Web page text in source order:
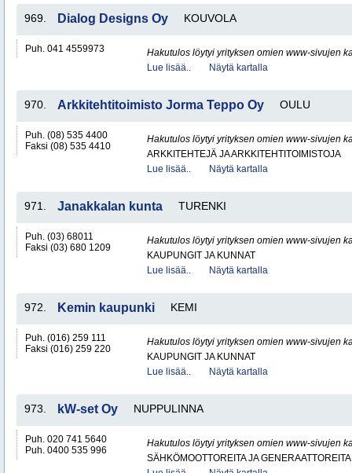
969. Dialog Designs Oy KOUVOLA
Puh. 041 4559973
Hakutulos löytyi yrityksen omien www-sivujen
Lue lisää..
Näytä kartalla
970. Arkkitehtitoimisto Jorma Teppo Oy OULU
Puh. (08) 535 4400
Faksi (08) 535 4410
Hakutulos löytyi yrityksen omien www-sivujen
ARKKITEHTEJÄ JA ARKKITEHTITOIMISTOJA
Lue lisää..
Näytä kartalla
971. Janakkalan kunta TURENKI
Puh. (03) 68011
Faksi (03) 680 1209
Hakutulos löytyi yrityksen omien www-sivujen
KAUPUNGIT JA KUNNAT
Lue lisää..
Näytä kartalla
972. Kemin kaupunki KEMI
Puh. (016) 259 111
Faksi (016) 259 220
Hakutulos löytyi yrityksen omien www-sivujen
KAUPUNGIT JA KUNNAT
Lue lisää..
Näytä kartalla
973. kW-set Oy NUPPULINNA
Puh. 020 741 5640
Puh. 0400 535 996
Hakutulos löytyi yrityksen omien www-sivujen
SÄHKÖMOOTTOREITA JA GENERAATTOREITA